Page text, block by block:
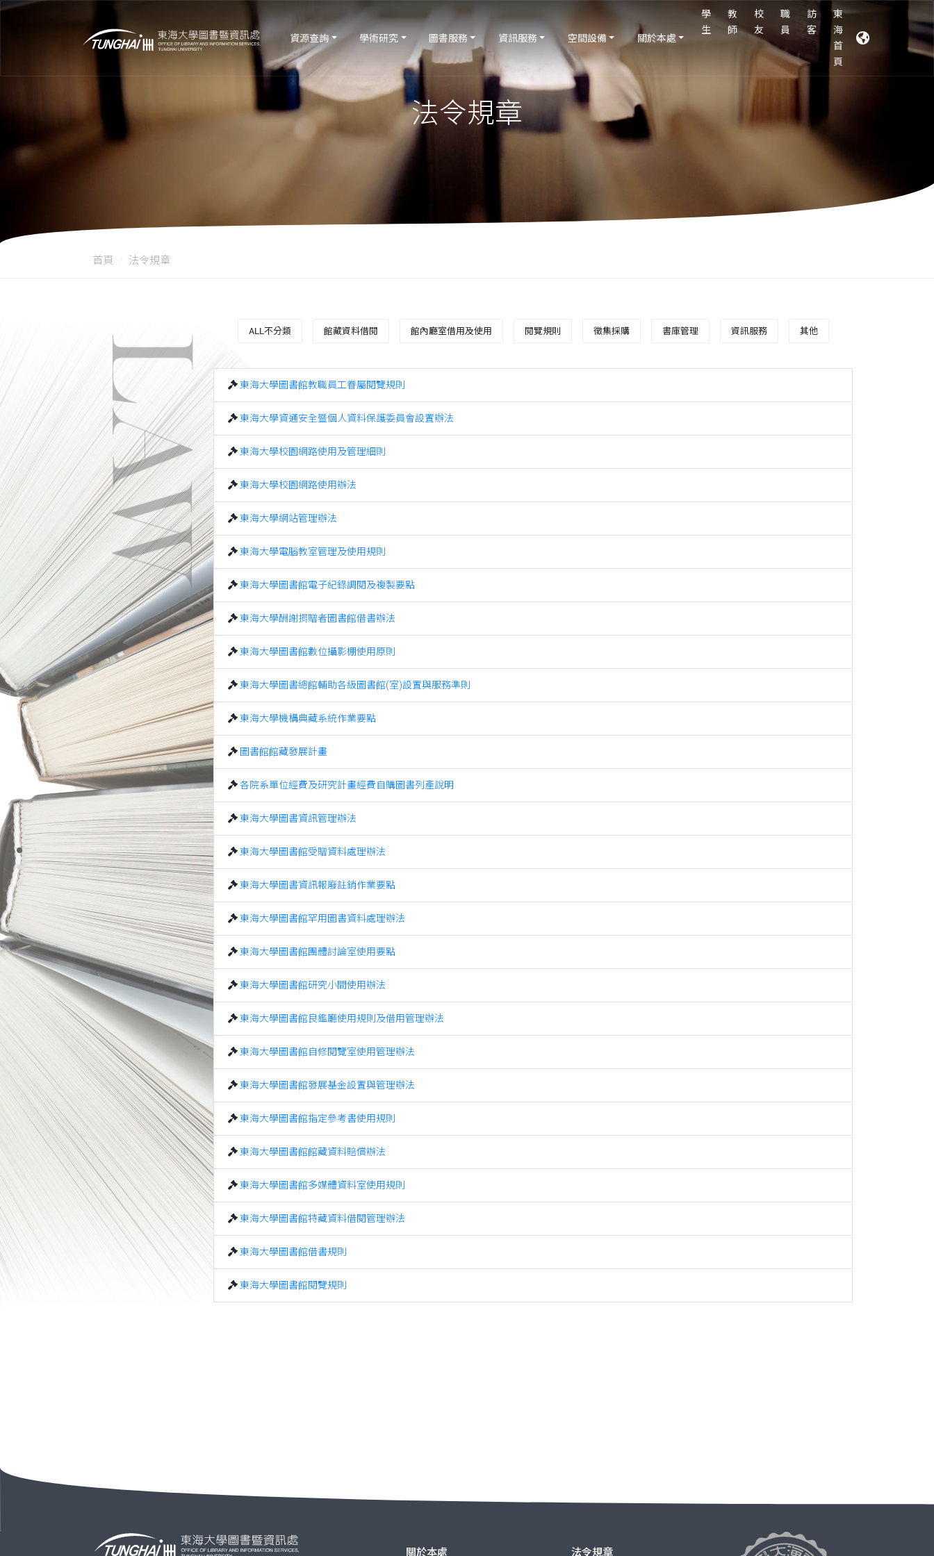
資源查詢 學術研究 圖書服務 資訊服務 空間設備 關於本處
學
生
教
師
校
友
職
員
訪
客
東
海
首
頁
法令規章
首頁 法令規章
LAW
ALL不分類 館藏資料借閱 館內廳室借用及使用 閱覽規則 徵集採購 書庫管理 資訊服務 其他
東海大學圖書館教職員工眷屬閱覽規則
東海大學資通安全暨個人資料保護委員會設置辦法
東海大學校園網路使用及管理細則
東海大學校園網路使用辦法
東海大學網站管理辦法
東海大學電腦教室管理及使用規則
東海大學圖書館電子紀錄調閱及複製要點
東海大學酬謝捐贈者圖書館借書辦法
東海大學圖書館數位攝影棚使用原則
東海大學圖書總館輔助各級圖書館(室)設置與服務準則
東海大學機構典藏系統作業要點
圖書館館藏發展計畫
各院系單位經費及研究計畫經費自購圖書列產說明
東海大學圖書資訊管理辦法
東海大學圖書館受贈資料處理辦法
東海大學圖書資訊報廢註銷作業要點
東海大學圖書館罕用圖書資料處理辦法
東海大學圖書館團體討論室使用要點
東海大學圖書館研究小間使用辦法
東海大學圖書館良鑑廳使用規則及借用管理辦法
東海大學圖書館自修閱覽室使用管理辦法
東海大學圖書館發展基金設置與管理辦法
東海大學圖書館指定參考書使用規則
東海大學圖書館館藏資料賠償辦法
東海大學圖書館多媒體資料室使用規則
東海大學圖書館特藏資料借閱管理辦法
東海大學圖書館借書規則
東海大學圖書館閱覽規則
關於本處 法令規章